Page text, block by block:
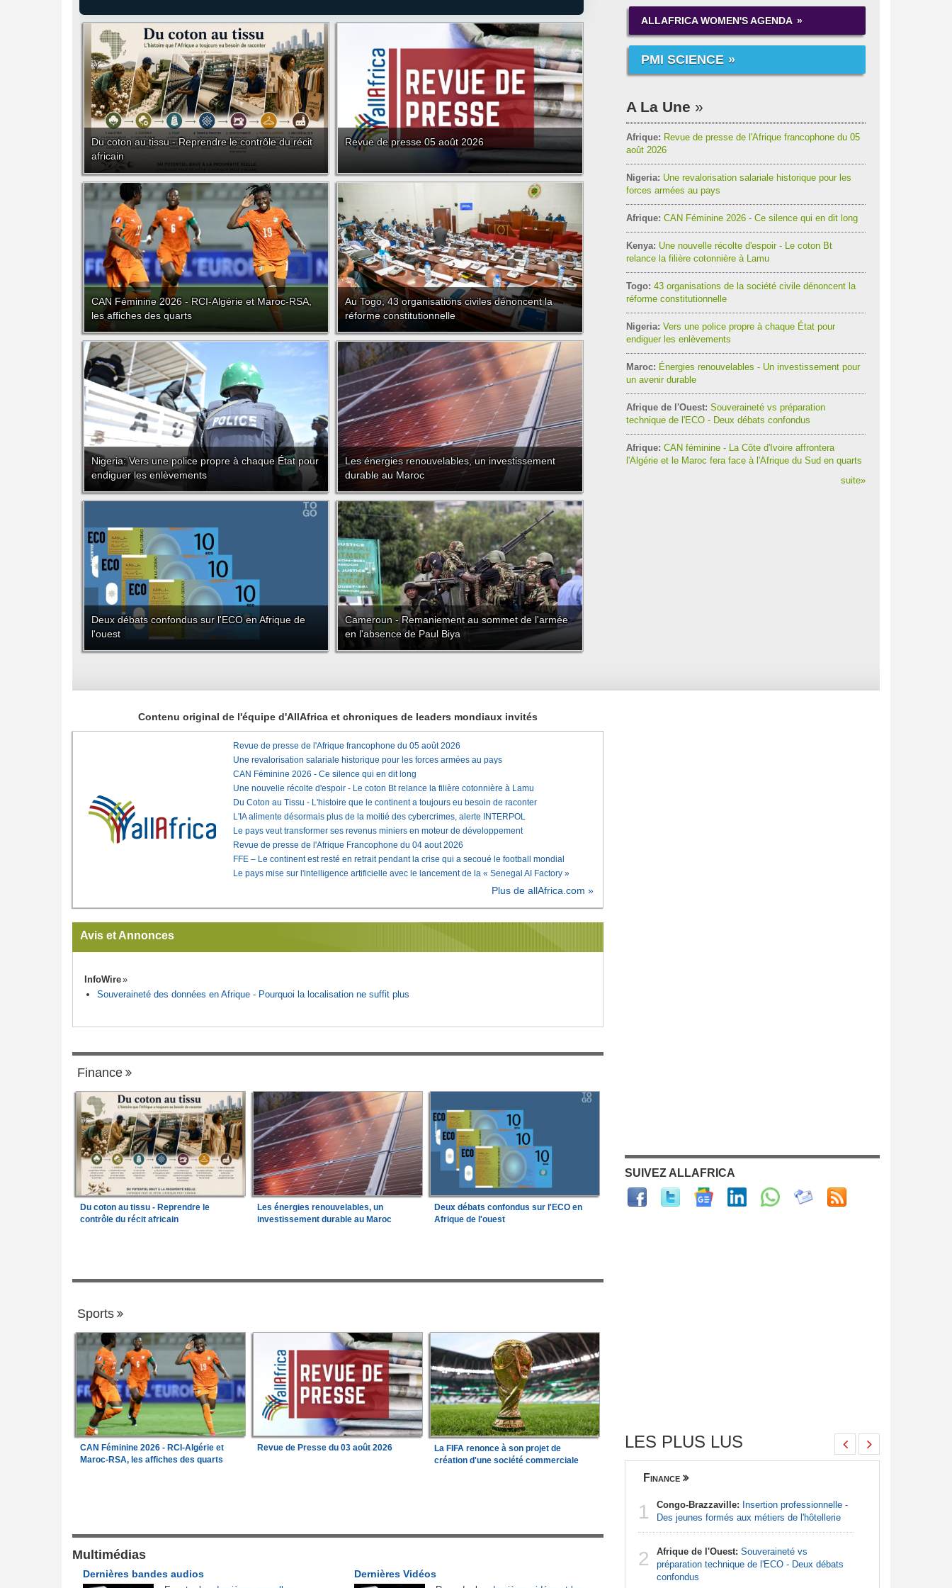
Du coton au tissu - Reprendre le contrôle du récit
africain
Revue de presse 05 août 2026
CAN Féminine 2026 - RCI-Algérie et Maroc-RSA,
les affiches des quarts
Au Togo, 43 organisations civiles dénoncent la
réforme constitutionnelle
Nigeria: Vers une police propre à chaque État pour
endiguer les enlèvements
Les énergies renouvelables, un investissement
durable au Maroc
Deux débats confondus sur l'ECO en Afrique de
l'ouest
Cameroun - Remaniement au sommet de l'armée
en l'absence de Paul Biya
ALLAFRICA WOMEN'S AGENDA
PMI SCIENCE
A La Une
Afrique: Revue de presse de l'Afrique francophone du 05
août 2026
Nigeria: Une revalorisation salariale historique pour les
forces armées au pays
Afrique: CAN Féminine 2026 - Ce silence qui en dit long
Kenya: Une nouvelle récolte d'espoir - Le coton Bt
relance la filière cotonnière à Lamu
Togo: 43 organisations de la société civile dénoncent la
réforme constitutionnelle
Nigeria: Vers une police propre à chaque État pour
endiguer les enlèvements
Maroc: Énergies renouvelables - Un investissement pour
un avenir durable
Afrique de l'Ouest: Souveraineté vs préparation
technique de l'ECO - Deux débats confondus
Afrique: CAN féminine - La Côte d'Ivoire affrontera
l'Algérie et le Maroc fera face à l'Afrique du Sud en quarts
suite»
Contenu original de l'équipe d'AllAfrica et chroniques de leaders mondiaux invités
Revue de presse de l'Afrique francophone du 05 août 2026
Une revalorisation salariale historique pour les forces armées au pays
CAN Féminine 2026 - Ce silence qui en dit long
Une nouvelle récolte d'espoir - Le coton Bt relance la filière cotonnière à Lamu
Du Coton au Tissu - L'histoire que le continent a toujours eu besoin de raconter
L'IA alimente désormais plus de la moitié des cybercrimes, alerte INTERPOL
Le pays veut transformer ses revenus miniers en moteur de développement
Revue de presse de l'Afrique Francophone du 04 aout 2026
FFE – Le continent est resté en retrait pendant la crise qui a secoué le football mondial
Le pays mise sur l'intelligence artificielle avec le lancement de la « Senegal AI Factory »
Plus de allAfrica.com »
Avis et Annonces
InfoWire
Souveraineté des données en Afrique - Pourquoi la localisation ne suffit plus
Finance
Du coton au tissu - Reprendre le
contrôle du récit africain
Les énergies renouvelables, un
investissement durable au Maroc
Deux débats confondus sur l'ECO en
Afrique de l'ouest
Sports
CAN Féminine 2026 - RCI-Algérie et
Maroc-RSA, les affiches des quarts
Revue de Presse du 03 août 2026
La FIFA renonce à son projet de
création d'une société commerciale
Multimédias
Dernières Vidéos
Dernières bandes audios
SUIVEZ ALLAFRICA
LES PLUS LUS
pesé sur la position
2
d'espèces protégées
Finance
1 Congo-Brazzaville: Insertion professionnelle -
Des jeunes formés aux métiers de l'hôtellerie
2 Afrique de l'Ouest: Souveraineté vs
préparation technique de l'ECO - Deux débats
confondus